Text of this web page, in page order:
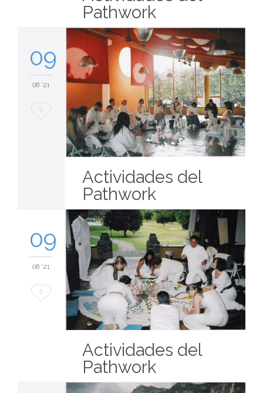
Pathwork
09
08 '21
Love
0
Actividades del
Pathwork
09
08 '21
Love
0
Actividades del
Pathwork